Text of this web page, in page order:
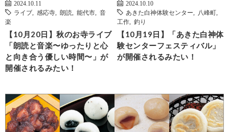
2024.10.11
ライブ
感応寺 朗読 能代市
音
楽
【10月20日】秋のお寺ライブ
「朗読と音楽〜ゆったりと心
と向き合う優しい時間〜」が
開催されるみたい！
2024.10.10
あきた白神体験センター
八峰町
工作
釣り
【10月19日】「あきた白神体
験センターフェスティバル」
が開催されるみたい！